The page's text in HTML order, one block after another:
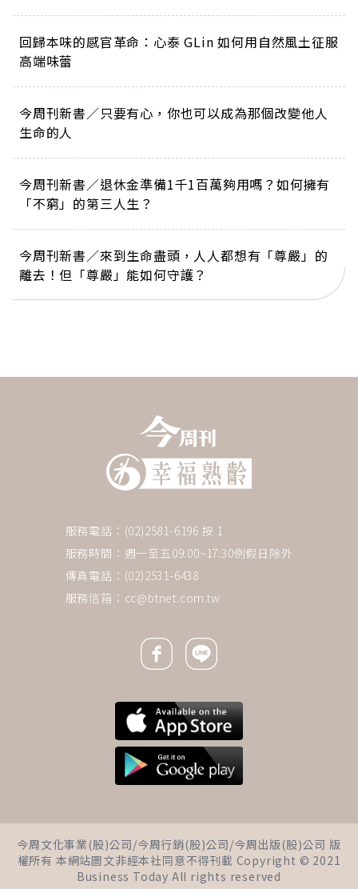
50歲顏正國肺腺癌逝！一檢查就
末期「像高鐵直奔終點」…台大
權威醫嘆：少做1檢查，錯失
回歸本味的感官革命：心泰 GLin 如何用自然風土征服
高端味蕾
今周刊新書／只要有心，你也可以成為那個改變他人
生命的人
今周刊新書／退休金準備1千1百萬夠用嗎？如何擁有
「不窮」的第三人生？
今周刊新書／來到生命盡頭，人人都想有「尊嚴」的
離去！但「尊嚴」能如何守護？
服務電話：(02)2581-6196 按 1
服務時間：週一至五09:00~17:30例假日除外
傳真電話：(02)2531-6438
服務信箱： cc@btnet.com.tw
Facebook icon
Line icon
今周文化事業(股)公司/今周行銷(股)公司/今周出版(股)公司 版
權所有 本網站圖文非經本社同意不得刊載 Copyright © 2021
Business Today All rights reserved